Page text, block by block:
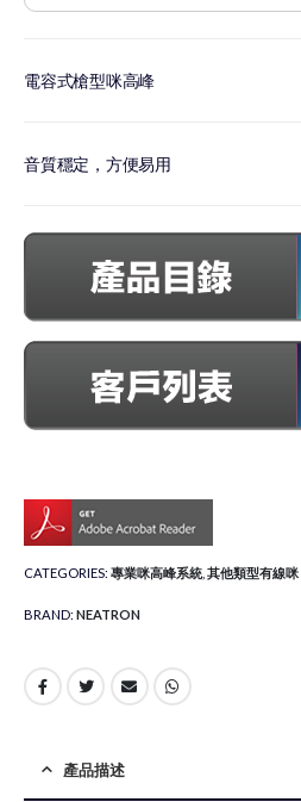
電容式槍型咪高峰
音質穩定，方便易用
CATEGORIES: 專業咪高峰系統 其他類型有線咪
BRAND: NEATRON
產品描述